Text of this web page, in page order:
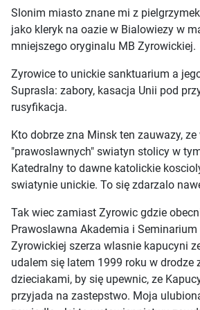
Slonim miasto znane mi z
jako kleryk na oazie w Bialowiezy w
mniejszego oryginalu MB Zyrowickiej.
Zyrowice to unickie sanktuarium a
Suprasla: zabory, kasacja Unii pod
rusyfikacja.
Kto dobrze zna Minsk ten zauwazy,
"prawoslawnych" swiatyn stolicy w
Katedralny to dawne katolickie
swiatynie unickie. To się zdarzalo
Tak wiec zamiast Zyrowic gdzie
Prawoslawna Akademia i
Zyrowickiej szerza wlasnie kapucyni
udalem się latem 1999 roku w drodze
dzieciakami, by się upewnic, ze
przyjada na zastepstwo. Moja